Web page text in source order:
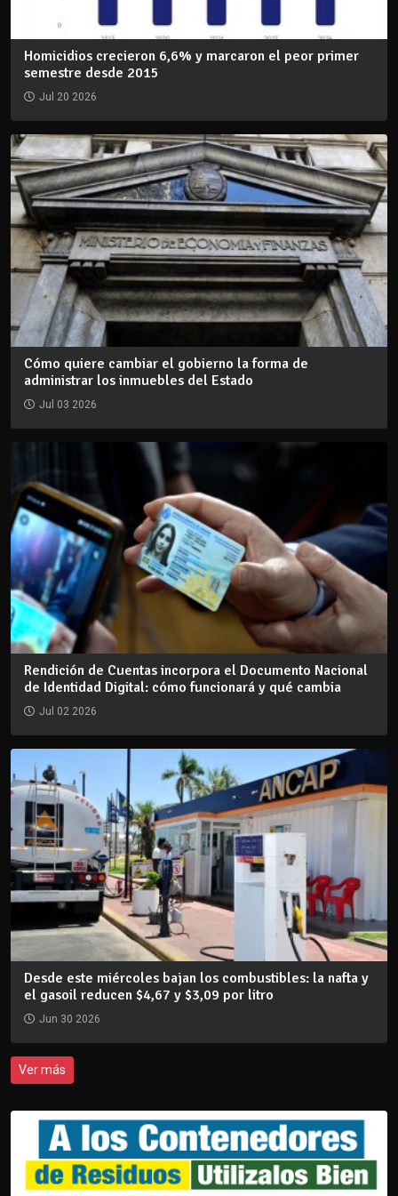
Homicidios crecieron 6,6% y marcaron el peor primer
semestre desde 2015
Jul 20 2026
Cómo quiere cambiar el gobierno la forma de
administrar los inmuebles del Estado
Jul 03 2026
Rendición de Cuentas incorpora el Documento Nacional
de Identidad Digital: cómo funcionará y qué cambia
Jul 02 2026
Desde este miércoles bajan los combustibles: la nafta y
el gasoil reducen $4,67 y $3,09 por litro
Jun 30 2026
Ver más